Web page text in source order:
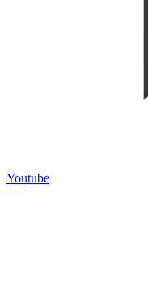
Youtube